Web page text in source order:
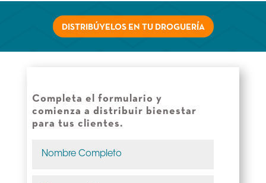
DISTRIBÚYELOS EN TU DROGUERÍA
Completa el formulario y
comienza a distribuir bienestar
para tus clientes.